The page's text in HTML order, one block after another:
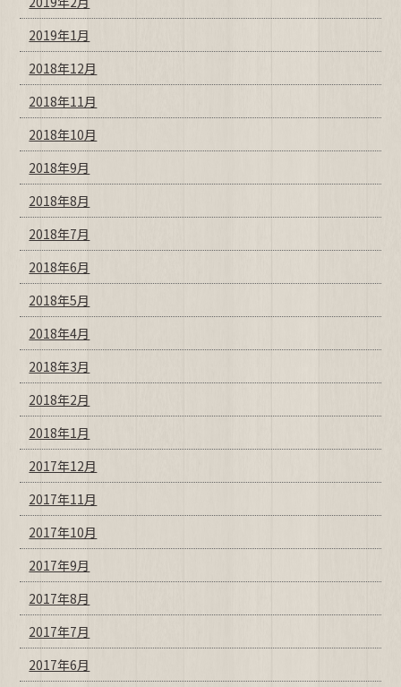
2019年1月
2018年12月
2018年11月
2018年10月
2018年9月
2018年8月
2018年7月
2018年6月
2018年5月
2018年4月
2018年3月
2018年2月
2018年1月
2017年12月
2017年11月
2017年10月
2017年9月
2017年8月
2017年7月
2017年6月